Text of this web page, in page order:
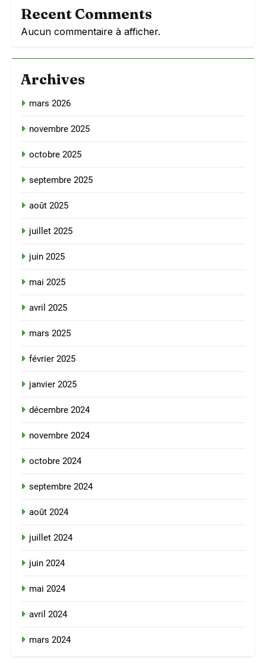
Recent Comments
Aucun commentaire à afficher.
Archives
mars 2026
novembre 2025
octobre 2025
septembre 2025
août 2025
juillet 2025
juin 2025
mai 2025
avril 2025
mars 2025
février 2025
janvier 2025
décembre 2024
novembre 2024
octobre 2024
septembre 2024
août 2024
juillet 2024
juin 2024
mai 2024
avril 2024
mars 2024